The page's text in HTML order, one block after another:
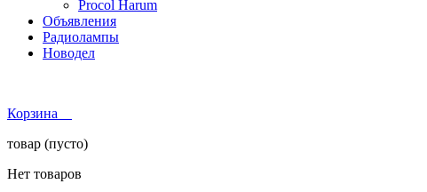
Procol Harum
Объявления
Радиолампы
Новодел
Корзина
товар (пусто)
Нет товаров